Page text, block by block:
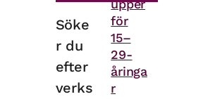
Söke
r du
efter
verks
upper
för
15–
29-
åringa
r